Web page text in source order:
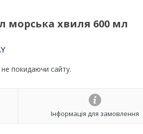
морська хвиля 600 мл
покидаючи сайту.
Інформація для замовлення